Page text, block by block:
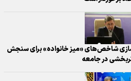
شاخص‌های «میز خانواده» برای سنجش
در جامعه